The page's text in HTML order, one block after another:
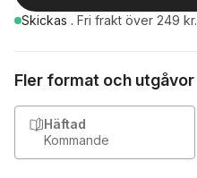
Skickas . Fri frakt över 249 kr.
Fler format och utgåvor
Häftad
Kommande